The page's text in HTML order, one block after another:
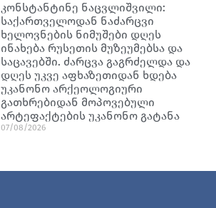
კონსტანტინე ნაცვლიშვილი:
საქართველოდან ნაძარცვი
ხელოვნების ნიმუშები დღეს
ინახება რუსეთის მუზეუმებსა და
საცავებში. ძარცვა გაგრძელდა და
დღეს უკვე აფხაზეთიდან ხდება
უკანონო არქეოლოგიური
გათხრებიდან მოპოვებული
არტეფაქტების უკანონო გატანა
07/08/2026